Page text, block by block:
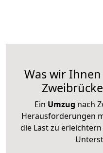
Was wir
Ein Umzug nach
Herausforderungen
die Last zu